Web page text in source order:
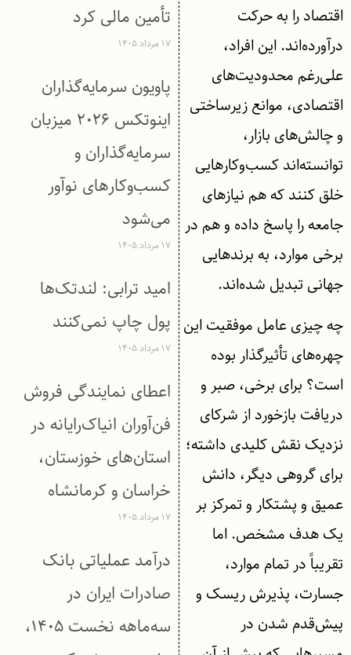
اقتصاد را به حرکت
درآورده‌اند. این افراد،
علی‌رغم محدودیت‌های
اقتصادی، موانع زیرساختی
و چالش‌های بازار،
توانسته‌اند کسب‌وکارهایی
خلق کنند که هم نیازهای
جامعه را پاسخ داده و هم در
برخی موارد، به برندهایی
جهانی تبدیل شده‌اند.
چه چیزی عامل موفقیت این
چهره‌های تأثیرگذار بوده
است؟ برای برخی، صبر و
دریافت بازخورد از شرکای
نزدیک نقش کلیدی داشته؛
برای گروهی دیگر، دانش
عمیق و پشتکار و تمرکز بر
یک هدف مشخص. اما
تقریباً در تمام موارد،
جسارت، پذیرش ریسک و
پیش‌قدم شدن در
تأمین مالی کرد
۱۷ مرداد ۱۴۰۵
پاویون سرمایه‌گذاران
اینوتکس ۲۰۲۶ میزبان
سرمایه‌گذاران و
کسب‌وکارهای نوآور
می‌شود
۱۷ مرداد ۱۴۰۵
امید ترابی: لندتک‌ها
پول چاپ نمی‌کنند
۱۷ مرداد ۱۴۰۵
اعطای نمایندگی فروش
فن‌آوران انیاک‌رایانه در
استان‌های خوزستان،
خراسان و کرمانشاه
۱۷ مرداد ۱۴۰۵
درآمد عملیاتی بانک
صادرات ایران در
سه‌ماهه نخست ۱۴۰۵،